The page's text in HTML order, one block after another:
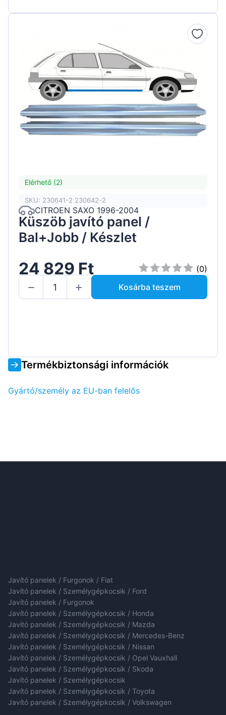
Elérhető (2)
SKU: 230641-2 230642-2
CITROEN SAXO 1996-2004
Küszöb javító panel /
Bal+Jobb / Készlet
24 829 Ft
(0)
Kosárba teszem
Termékbiztonsági információk
Gyártó/személy az EU-ban felelős
Javító panelek / Furgonok / Fiat
Javító panelek / Személygépkocsik / Ford
Javító panelek / Furgonok
Javító panelek / Személygépkocsik / Honda
Javító panelek / Személygépkocsik / Mazda
Javító panelek / Személygépkocsik / Mercedes-Benz
Javító panelek / Személygépkocsik / Nissan
Javító panelek / Személygépkocsik / Opel Vauxhall
Javító panelek / Személygépkocsik / Skoda
Javító panelek / Személygépkocsik
Javító panelek / Személygépkocsik / Toyota
Javító panelek / Személygépkocsik / Volkswagen